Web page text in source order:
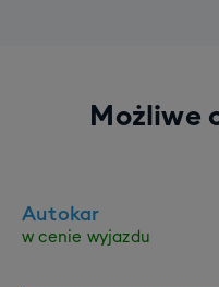
Możliwe
Autokar
w cenie wyjazdu